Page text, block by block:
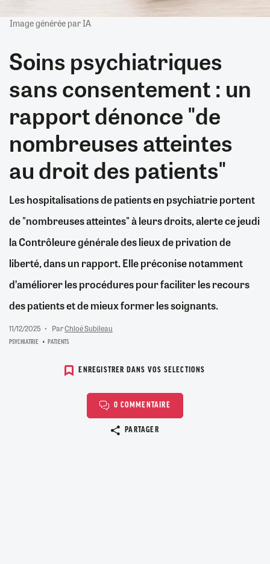
Image générée par IA
Soins psychiatriques
sans consentement : un
rapport dénonce "de
nombreuses atteintes
au droit des patients"
Les hospitalisations de patients en psychiatrie portent
de "nombreuses atteintes" à leurs droits, alerte ce jeudi
la Contrôleure générale des lieux de privation de
liberté, dans un rapport. Elle préconise notamment
d’améliorer les procédures pour faciliter les recours
des patients et de mieux former les soignants.
11/12/2025 ParChloé Subileau
PSYCHIATRIE PATIENTS
ENREGISTRER DANS VOS SELECTIONS
0 COMMENTAIRE
PARTAGER